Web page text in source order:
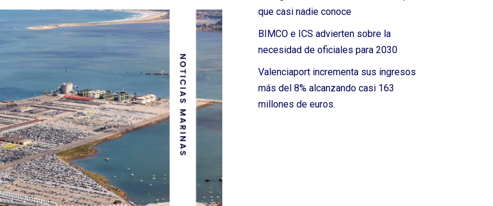
que casi nadie conoce
BIMCO e ICS advierten sobre la
necesidad de oficiales para 2030
Valenciaport incrementa sus ingresos
más del 8% alcanzando casi 163
millones de euros.